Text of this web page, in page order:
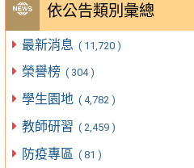
依公告類別彙總
最新消息 ( 11,720 )
榮譽榜 ( 304 )
學生園地 ( 4,782 )
教師研習 ( 2,459 )
防疫專區 ( 81 )